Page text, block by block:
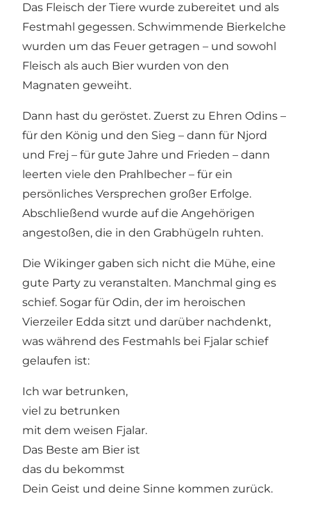
Das Fleisch der Tiere wurde zubereitet und als
Festmahl gegessen. Schwimmende Bierkelche
wurden um das Feuer getragen – und sowohl
Fleisch als auch Bier wurden von den
Magnaten geweiht.
Dann hast du geröstet. Zuerst zu Ehren Odins –
für den König und den Sieg – dann für Njord
und Frej – für gute Jahre und Frieden – dann
leerten viele den Prahlbecher – für ein
persönliches Versprechen großer Erfolge.
Abschließend wurde auf die Angehörigen
angestoßen, die in den Grabhügeln ruhten.
Die Wikinger gaben sich nicht die Mühe, eine
gute Party zu veranstalten. Manchmal ging es
schief. Sogar für Odin, der im heroischen
Vierzeiler Edda sitzt und darüber nachdenkt,
was während des Festmahls bei Fjalar schief
gelaufen ist:
Ich war betrunken,
viel zu betrunken
mit dem weisen Fjalar.
Das Beste am Bier ist
das du bekommst
Dein Geist und deine Sinne kommen zurück.